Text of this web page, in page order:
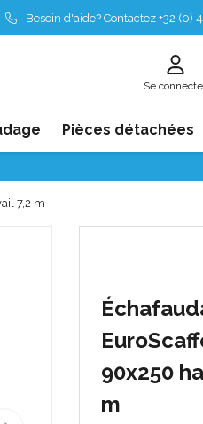
Besoin d'aide? Contactez +32 (0)
Se
Pièces détachées
7,2 m
90x250
m